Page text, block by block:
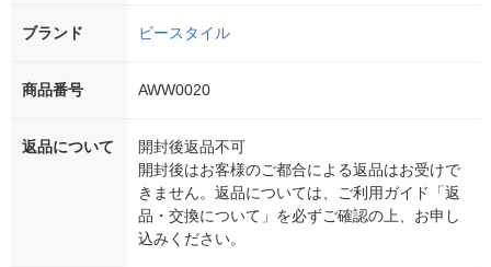
ブランド ビースタイル
商品番号 AWW0020
返品について
開封後返品不可
開封後はお客様のご都合による返品はお受けで
きません。返品については、ご利用ガイド「返
品・交換について」を必ずご確認の上、お申し
込みください。